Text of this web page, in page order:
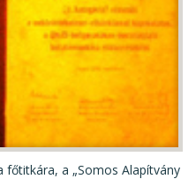
a „Somos Alapítvány